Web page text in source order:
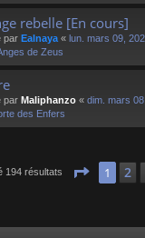
rebelle [En cours]
par Ealnaya « lun. mars 09,
de Zeus
par Maliphanzo « dim. mars
des Enfers
194 résultats Page 1
1 2